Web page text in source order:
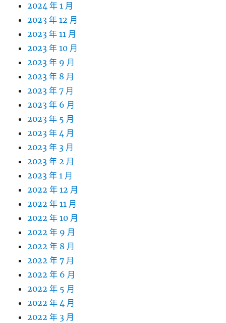
2024 年 1 月
2023 年 12 月
2023 年 11 月
2023 年 10 月
2023 年 9 月
2023 年 8 月
2023 年 7 月
2023 年 6 月
2023 年 5 月
2023 年 4 月
2023 年 3 月
2023 年 2 月
2023 年 1 月
2022 年 12 月
2022 年 11 月
2022 年 10 月
2022 年 9 月
2022 年 8 月
2022 年 7 月
2022 年 6 月
2022 年 5 月
2022 年 4 月
2022 年 3 月